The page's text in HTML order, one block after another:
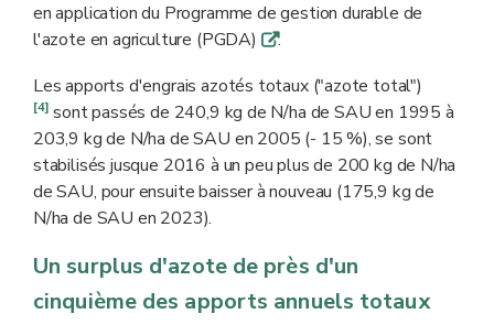
en application du Programme de gestion durable de
l'azote en agriculture (PGDA) q.
Les apports d'engrais azotés totaux ("azote total")
[4] sont passés de 240,9 kg de N/ha de SAU en 1995 à
203,9 kg de N/ha de SAU en 2005 (- 15 %), se sont
stabilisés jusque 2016 à un peu plus de 200 kg de N/ha
de SAU, pour ensuite baisser à nouveau (175,9 kg de
N/ha de SAU en 2023).
Un surplus d'azote de près d'un
cinquième des apports annuels totaux